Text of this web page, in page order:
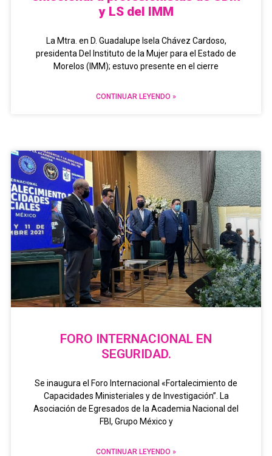
y LS del IMM
La Mtra. en D. Guadalupe Isela Chávez Cardoso,
presidenta Del Instituto de la Mujer para el Estado de
Morelos (IMM); estuvo presente en el cierre
CONTINUAR LEYENDO »
FORO INTERNACIONAL EN
SEGURIDAD.
Se inaugura el Foro Internacional «Fortalecimiento de
Capacidades Ministeriales y de Investigación”. La
Asociación de Egresados de la Academia Nacional del
FBI, Grupo México y
CONTINUAR LEYENDO »